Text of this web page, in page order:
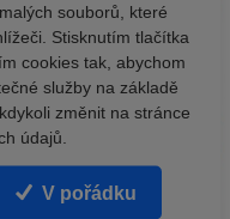
souborů, které
Stisknutím tlačítka
cookies tak, abychom
služby na základě
změnit na stránce
údajů.
V pořádku